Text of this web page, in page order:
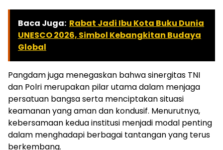
Baca Juga: Rabat Jadi Ibu Kota Buku Dunia
UNESCO 2026, Simbol Kebangkitan Budaya
Global
Pangdam juga menegaskan bahwa sinergitas TNI
dan Polri merupakan pilar utama dalam menjaga
persatuan bangsa serta menciptakan situasi
keamanan yang aman dan kondusif. Menurutnya,
kebersamaan kedua institusi menjadi modal penting
dalam menghadapi berbagai tantangan yang terus
berkembang.